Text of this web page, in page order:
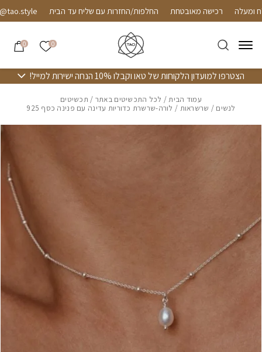
Skip to Contentרכישה מאובטחת החלפות/החזרות עם שליח עד הבית
0 הרשימה
0
הצטרפו למועדון הלקוחות של טאו וקבלו 10% הנחה ישירות למייל!
עמוד הבית/ לכל התכשיטים באתר / תכשיטים
לנשים / שרשראות / לורה-שרשרת כדוריות עדינה עם פנינה כסף 925
בחזרה למעלה